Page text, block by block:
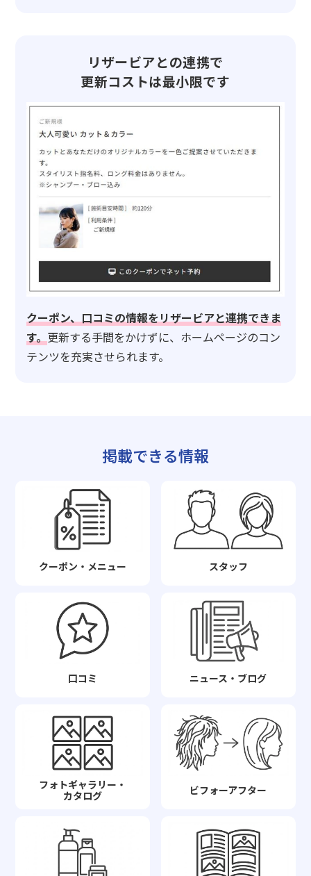
リザービアとの連携で
更新コストは最小限です
クーポン、口コミの情報をリザービアと連携できま
す。 更新する手間をかけずに、ホームページのコン
テンツを充実させられます。
掲載できる情報
クーポン・メニュー スタッフ
口コミ ニュース・ブログ
フォトギャラリー・
カタログ
ビフォーアフター